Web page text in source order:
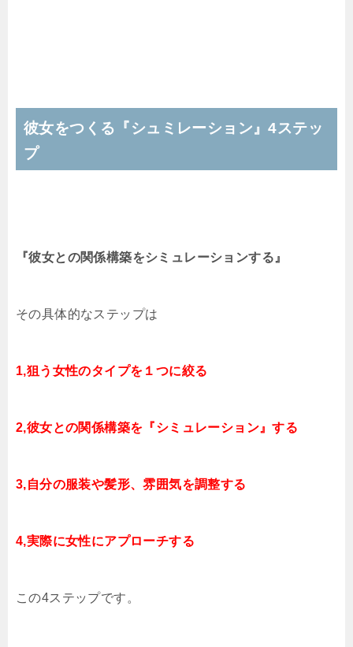
彼女をつくる『シュミレーション』4ステッ
プ
『彼女との関係構築をシミュレーションする』
その具体的なステップは
1,狙う女性のタイプを１つに絞る
2,彼女との関係構築を『シミュレーション』する
3,自分の服装や髪形、雰囲気を調整する
4,実際に女性にアプローチする
この4ステップです。